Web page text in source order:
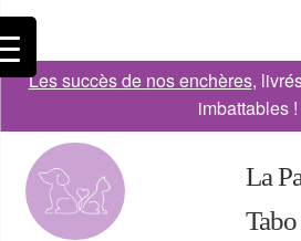
Les succès de nos enchères,
imbattables !
La